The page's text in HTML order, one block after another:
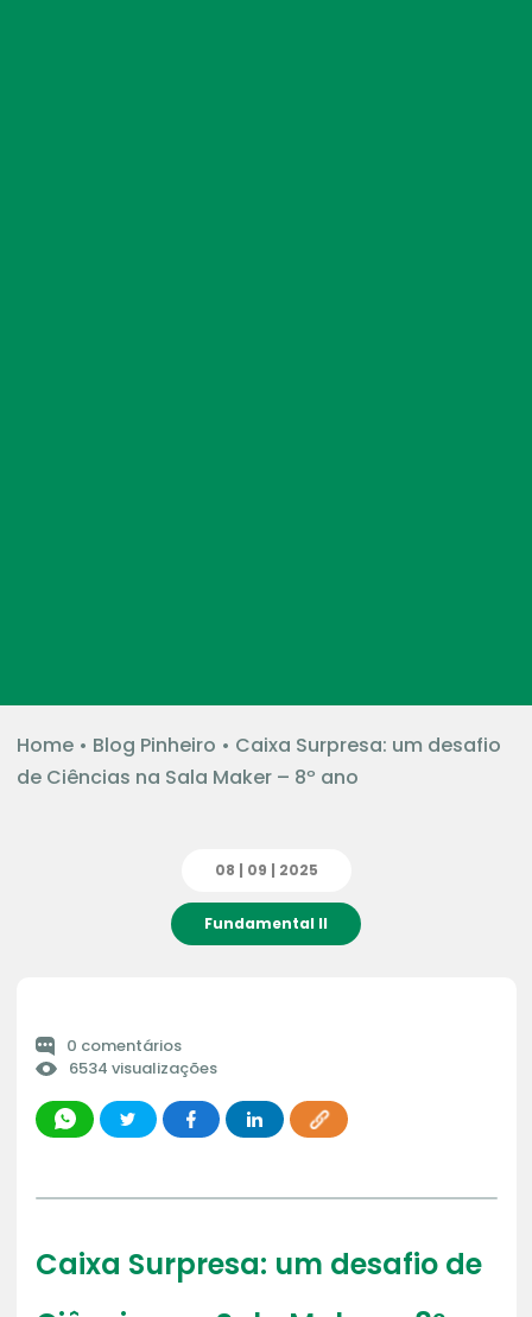
Home• Blog Pinheiro • Caixa Surpresa: um desafio
de Ciências na Sala Maker – 8º ano
08 | 09 | 2025
Fundamental II
0 comentários
6534 visualizações
Caixa Surpresa: um desafio de